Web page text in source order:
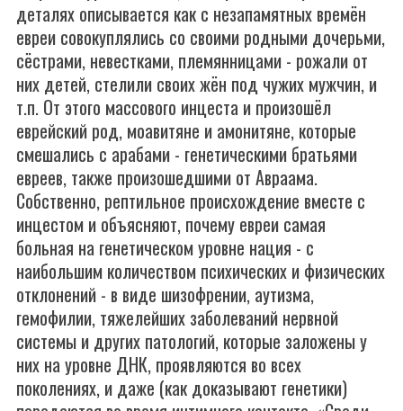
деталях описывается как с незапамятных времён
евреи совокуплялись со своими родными дочерьми,
сёстрами, невестками, племянницами - рожали от
них детей, стелили своих жён под чужих мужчин, и
т.п. От этого массового инцеста и произошёл
еврейский род, моавитяне и амонитяне, которые
смешались с арабами - генетическими братьями
евреев, также произошедшими от Авраама.
Собственно, рептильное происхождение вместе с
инцестом и объясняют, почему евреи самая
больная на генетическом уровне нация - с
наибольшим количеством психических и физических
отклонений - в виде шизофрении, аутизма,
гемофилии, тяжелейших заболеваний нервной
системы и других патологий, которые заложены у
них на уровне ДНК, проявляются во всех
поколениях, и даже (как доказывают генетики)